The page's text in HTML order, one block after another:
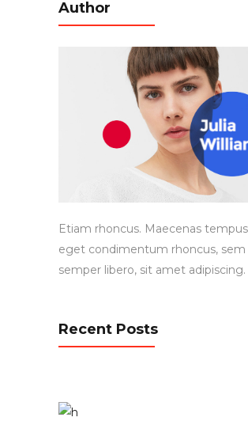
Author
Etiam rhoncus. Maecenas
eget condimentum rhoncus, sem
semper libero, sit amet adipiscing.
Recent Posts